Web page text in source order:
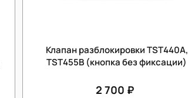
Клапан разблокировки TST440А,
TST455В (кнопка без фиксации)
2 700 ₽